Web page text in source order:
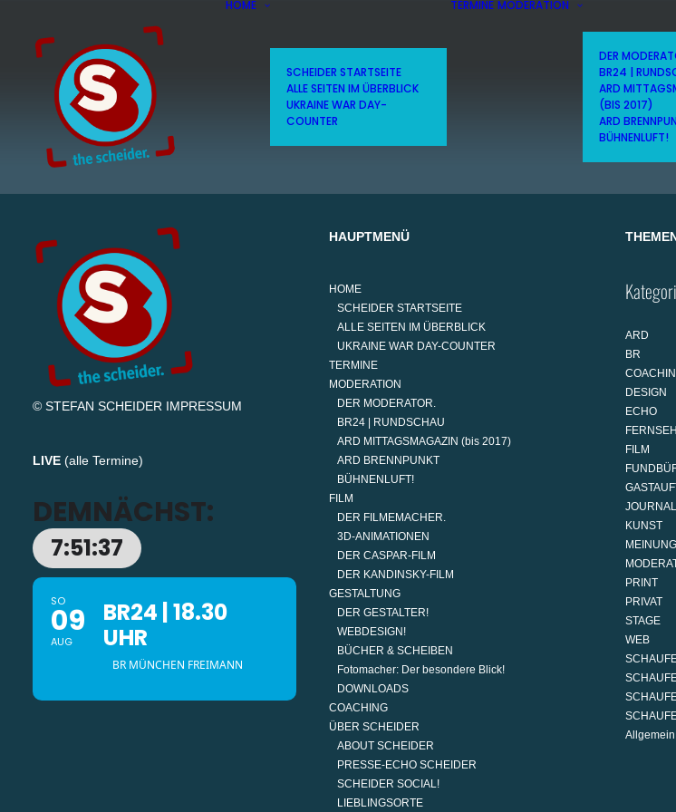
HOME
SCHEIDER STARTSEITE
ALLE SEITEN IM ÜBERBLICK
UKRAINE WAR DAY-
COUNTER
TERMINE MODERATION
DER
BR24 |
ARD
(BIS 2017)
ARD
BÜHNENLUFT!
© STEFAN SCHEIDER IMPRESSUM
LIVE (alle Termine)
DEMNÄCHST:
7:51:37
SO
09
AUG
BR24 | 18.30
UHR
BR MÜNCHEN FREIMANN
HAUPTMENÜ
HOME
SCHEIDER STARTSEITE
ALLE SEITEN IM ÜBERBLICK
UKRAINE WAR DAY-COUNTER
TERMINE
MODERATION
DER MODERATOR.
BR24 | RUNDSCHAU
ARD MITTAGSMAGAZIN (bis 2017)
ARD BRENNPUNKT
BÜHNENLUFT!
FILM
DER FILMEMACHER.
3D-ANIMATIONEN
DER CASPAR-FILM
DER KANDINSKY-FILM
GESTALTUNG
DER GESTALTER!
WEBDESIGN!
BÜCHER & SCHEIBEN
Fotomacher: Der besondere Blick!
DOWNLOADS
COACHING
ÜBER SCHEIDER
ABOUT SCHEIDER
PRESSE-ECHO SCHEIDER
SCHEIDER SOCIAL!
LIEBLINGSORTE
ARD
BR
DESIGN
ECHO
FILM
KUNST
MEINUNG
PRINT
PRIVAT
STAGE
WEB
Allgemein